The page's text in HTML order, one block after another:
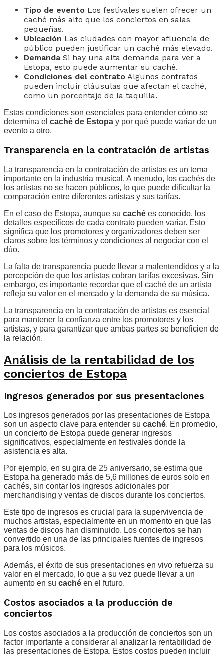
Tipo de evento Los festivales suelen ofrecer un
caché más alto que los conciertos en salas
pequeñas.
Ubicación Las ciudades con mayor afluencia de
público pueden justificar un caché más elevado.
DemandaSi hay una alta demanda para ver a
Estopa, esto puede aumentar su caché.
Condiciones del contrato Algunos contratos
pueden incluir cláusulas que afectan el caché,
como un porcentaje de la taquilla.
Estas condiciones son esenciales para entender cómo se
determina el caché de Estopa y por qué puede variar de un
evento a otro.
Transparencia en la contratación de artistas
La transparencia en la contratación de artistas es un tema
importante en la industria musical. A menudo, los cachés de
los artistas no se hacen públicos, lo que puede dificultar la
comparación entre diferentes artistas y sus tarifas.
En el caso de Estopa, aunque su caché es conocido, los
detalles específicos de cada contrato pueden variar. Esto
significa que los promotores y organizadores deben ser
claros sobre los términos y condiciones al negociar con el
dúo.
La falta de transparencia puede llevar a malentendidos y a la
percepción de que los artistas cobran tarifas excesivas. Sin
embargo, es importante recordar que el caché de un artista
refleja su valor en el mercado y la demanda de su música.
La transparencia en la contratación de artistas es esencial
para mantener la confianza entre los promotores y los
artistas, y para garantizar que ambas partes se beneficien de
la relación.
Análisis de la rentabilidad de los
conciertos de Estopa
Ingresos generados por sus presentaciones
Los ingresos generados por las presentaciones de Estopa
son un aspecto clave para entender su caché. En promedio,
un concierto de Estopa puede generar ingresos
significativos, especialmente en festivales donde la
asistencia es alta.
Por ejemplo, en su gira de 25 aniversario, se estima que
Estopa ha generado más de 5,6 millones de euros solo en
cachés, sin contar los ingresos adicionales por
merchandising y ventas de discos durante los conciertos.
Este tipo de ingresos es crucial para la supervivencia de
muchos artistas, especialmente en un momento en que las
ventas de discos han disminuido. Los conciertos se han
convertido en una de las principales fuentes de ingresos
para los músicos.
Además, el éxito de sus presentaciones en vivo refuerza su
valor en el mercado, lo que a su vez puede llevar a un
aumento en su caché en el futuro.
Costos asociados a la producción de
conciertos
Los costos asociados a la producción de conciertos son un
factor importante a considerar al analizar la rentabilidad de
las presentaciones de Estopa. Estos costos pueden incluir